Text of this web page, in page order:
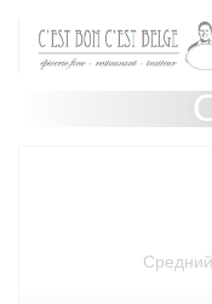
Панель управления